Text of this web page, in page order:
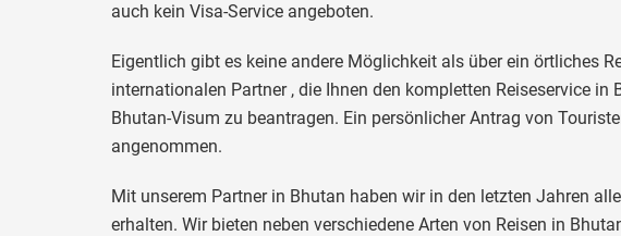
auch kein Visa-Service angeboten.
Eigentlich gibt es keine andere Möglichkeit als über ein örtliches
internationalen Partner , die Ihnen den kompletten Reiseservice in
Bhutan-Visum zu beantragen. Ein persönlicher Antrag von
angenommen.
Mit unserem Partner in Bhutan haben wir in den letzten Jahren
erhalten. Wir bieten neben verschiedene Arten von Reisen in